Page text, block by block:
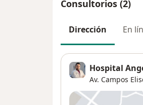
Consultorios (2)
Dirección En
Hospital
Av. Campos